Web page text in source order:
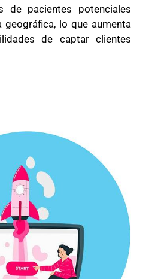
de pacientes potenciales
geográfica, lo que aumenta
de captar clientes